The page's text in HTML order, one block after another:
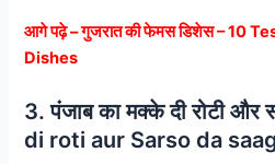
आगे पढ़े – गुजरात की फेमस डिशेस – 10
Dishes
3. पंजाब का मक्के दी रोटी और
di roti aur Sarso da